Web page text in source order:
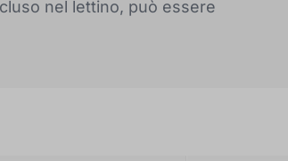
nel lettino, può essere